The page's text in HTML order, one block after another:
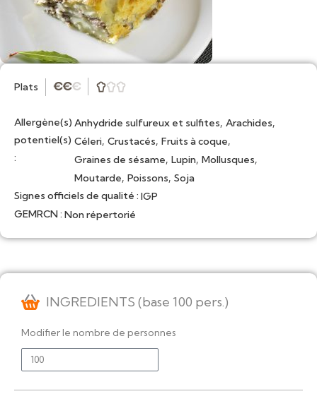
Plats ★★★ 
Allergène(s)
potentiel(s)
:
Anhydride sulfureux et sulfites, Arachides,
Céleri, Crustacés, Fruits à coque,
Graines de sésame, Lupin, Mollusques,
Moutarde, Poissons, Soja
Signes officiels de qualité : IGP
GEMRCN : Non répertorié
INGREDIENTS (base 100 pers.)
Modifier le nombre de personnes